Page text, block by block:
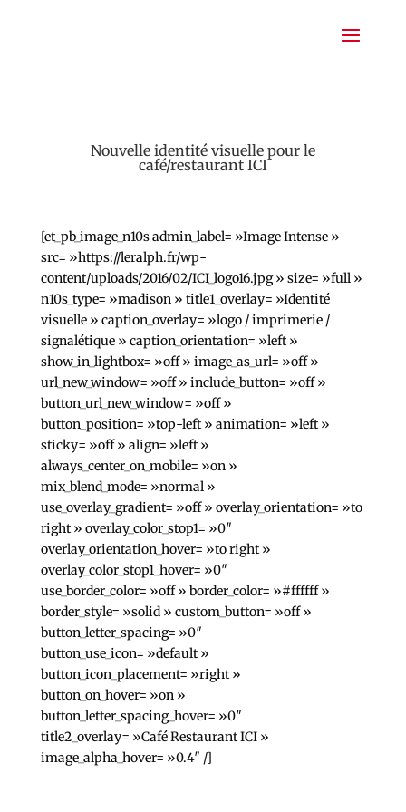
Nouvelle identité visuelle pour le
café/restaurant ICI
[et_pb_image_n10s admin_label= »Image Intense »
src= »https://leralph.fr/wp-
content/uploads/2016/02/ICI_logo16.jpg » size= »full »
n10s_type= »madison » title1_overlay= »Identité
visuelle » caption_overlay= »logo / imprimerie /
signalétique » caption_orientation= »left »
show_in_lightbox= »off » image_as_url= »off »
url_new_window= »off » include_button= »off »
button_url_new_window= »off »
button_position= »top-left » animation= »left »
sticky= »off » align= »left »
always_center_on_mobile= »on »
mix_blend_mode= »normal »
use_overlay_gradient= »off » overlay_orientation= »to
right » overlay_color_stop1= »0″
overlay_orientation_hover= »to right »
overlay_color_stop1_hover= »0″
use_border_color= »off » border_color= »#ffffff »
border_style= »solid » custom_button= »off »
button_letter_spacing= »0″
button_use_icon= »default »
button_icon_placement= »right »
button_on_hover= »on »
button_letter_spacing_hover= »0″
title2_overlay= »Café Restaurant ICI »
image_alpha_hover= »0.4″ /]